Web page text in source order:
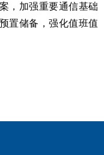
，加强重要通信基础
置储备，强化值班值